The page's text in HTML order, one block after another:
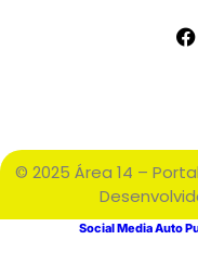
© 2025 Área 14 –
Social Media Auto